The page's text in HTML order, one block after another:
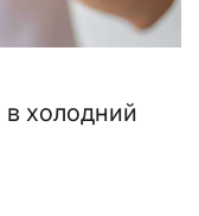
в холодний